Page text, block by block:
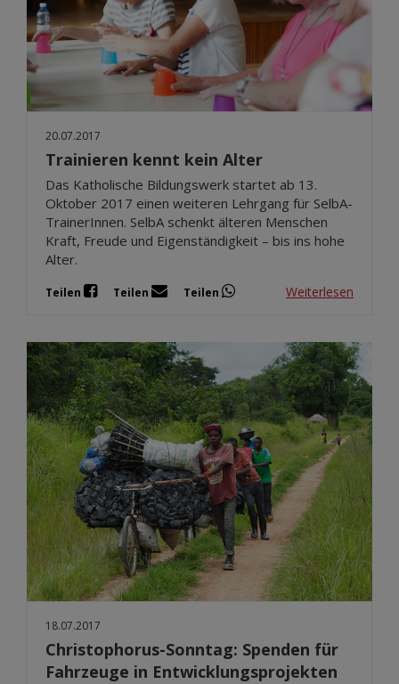
20.07.2017
Trainieren kennt kein Alter
Das Katholische Bildungswerk startet ab 13.
Oktober 2017 einen weiteren Lehrgang für SelbA-
TrainerInnen. SelbA schenkt älteren Menschen
Kraft, Freude und Eigenständigkeit – bis ins hohe
Alter.
Teilen Teilen Teilen Weiterlesen
18.07.2017
Christophorus-Sonntag: Spenden für
Fahrzeuge in Entwicklungsprojekten